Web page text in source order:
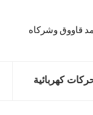
كهربائية